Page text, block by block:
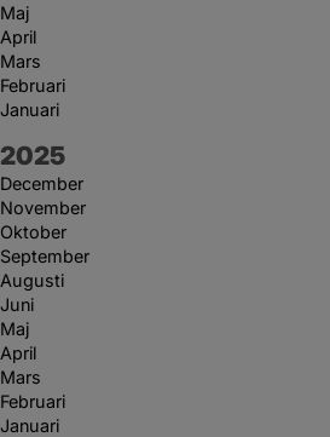
Maj
April
Mars
Februari
Januari
År:
2025
December
November
Oktober
September
Augusti
Juni
Maj
April
Mars
Februari
Januari